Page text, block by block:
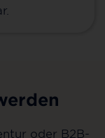
oder B2B-